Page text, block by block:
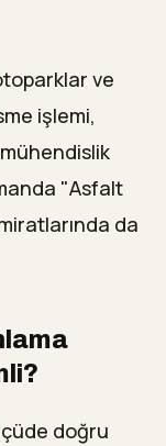
ve
işlemi,
"Asfalt
da
doğru